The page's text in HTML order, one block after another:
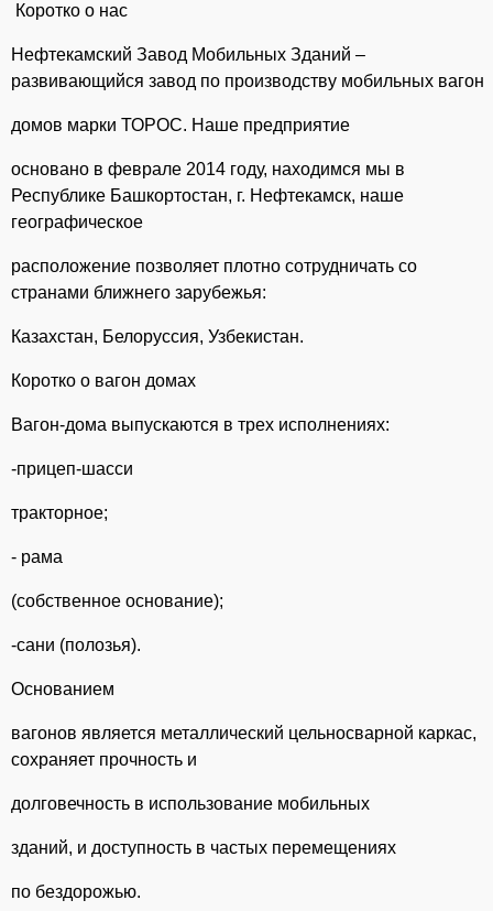
⁣ Коротко о нас
Нефтекамский Завод Мобильных Зданий –
развивающийся завод по производству мобильных вагон
домов марки ТОРОС. Наше предприятие
основано в феврале 2014 году, находимся мы в
Республике Башкортостан, г. Нефтекамск, наше
географическое
расположение позволяет плотно сотрудничать со
странами ближнего зарубежья:
Казахстан, Белоруссия, Узбекистан.
Коротко о вагон домах
Вагон-дома выпускаются в трех исполнениях:
-прицеп-шасси
тракторное;
- рама
(собственное основание);
-сани (полозья).
Основанием
вагонов является металлический цельносварной каркас,
сохраняет прочность и
долговечность в использование мобильных
зданий, и доступность в частых перемещениях
по бездорожью.